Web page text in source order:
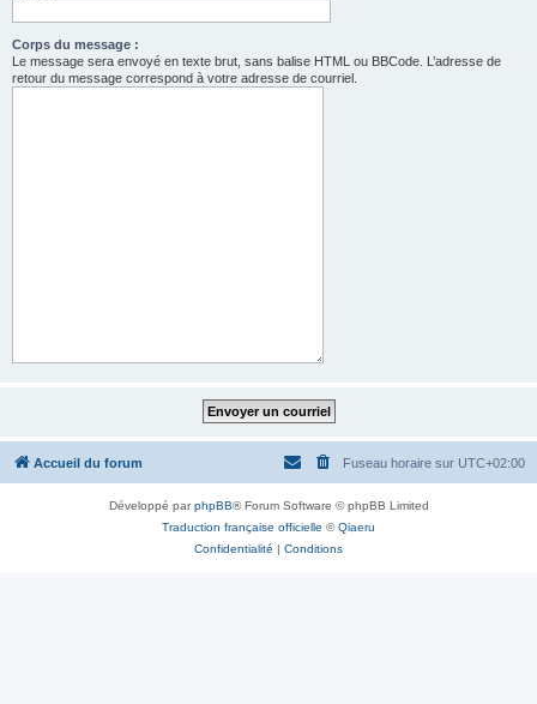
Corps du message :
Le message sera envoyé en texte brut, sans balise HTML ou BBCode. L’adresse de
retour du message correspond à votre adresse de courriel.
Accueil du forum Fuseau horaire sur UTC+02:00
Développé parphpBB® Forum Software © phpBB Limited
Traduction française officielle ©Qiaeru
Confidentialité | Conditions